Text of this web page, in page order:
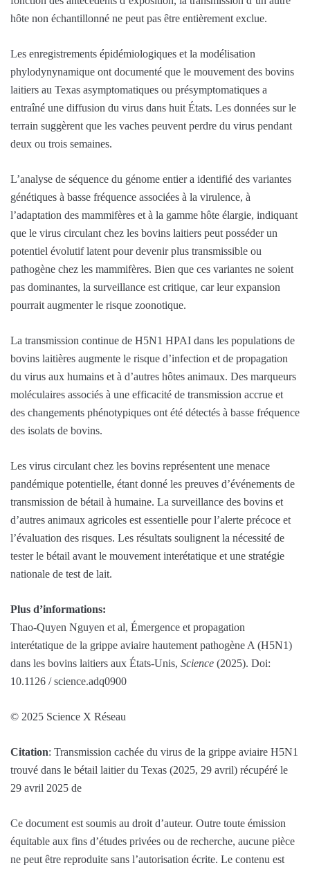
hôte non échantillonné ne peut pas être entièrement exclue.
Les enregistrements épidémiologiques et la modélisation
phylodynynamique ont documenté que le mouvement des bovins
laitiers au Texas asymptomatiques ou présymptomatiques a
entraîné une diffusion du virus dans huit États. Les données sur le
terrain suggèrent que les vaches peuvent perdre du virus pendant
deux ou trois semaines.
L’analyse de séquence du génome entier a identifié des variantes
génétiques à basse fréquence associées à la virulence, à
l’adaptation des mammifères et à la gamme hôte élargie, indiquant
que le virus circulant chez les bovins laitiers peut posséder un
potentiel évolutif latent pour devenir plus transmissible ou
pathogène chez les mammifères. Bien que ces variantes ne soient
pas dominantes, la surveillance est critique, car leur expansion
pourrait augmenter le risque zoonotique.
La transmission continue de H5N1 HPAI dans les populations de
bovins laitières augmente le risque d’infection et de propagation
du virus aux humains et à d’autres hôtes animaux. Des marqueurs
moléculaires associés à une efficacité de transmission accrue et
des changements phénotypiques ont été détectés à basse fréquence
des isolats de bovins.
Les virus circulant chez les bovins représentent une menace
pandémique potentielle, étant donné les preuves d’événements de
transmission de bétail à humaine. La surveillance des bovins et
d’autres animaux agricoles est essentielle pour l’alerte précoce et
l’évaluation des risques. Les résultats soulignent la nécessité de
tester le bétail avant le mouvement interétatique et une stratégie
nationale de test de lait.
Plus d’informations:
Thao-Quyen Nguyen et al, Émergence et propagation
interétatique de la grippe aviaire hautement pathogène A (H5N1)
dans les bovins laitiers aux États-Unis, Science (2025). Doi:
10.1126 / science.adq0900
© 2025 Science X Réseau
Citation: Transmission cachée du virus de la grippe aviaire H5N1
trouvé dans le bétail laitier du Texas (2025, 29 avril) récupéré le
29 avril 2025 de
Ce document est soumis au droit d’auteur. Outre toute émission
équitable aux fins d’études privées ou de recherche, aucune pièce
ne peut être reproduite sans l’autorisation écrite. Le contenu est